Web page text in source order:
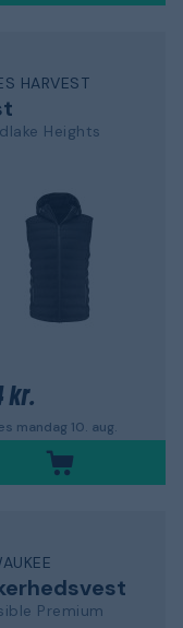
HARVEST
Heights
kr.
mandag 10. aug.
Premium